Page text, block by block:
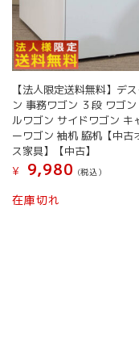
【法人限定送料無料】デ
ン 事務ワゴン ３段 ワゴ
ルワゴン サイドワゴン キ
ーワゴン 袖机 脇机【中古
ス家具】【中古】
¥
9,980 (税込）
在庫切れ